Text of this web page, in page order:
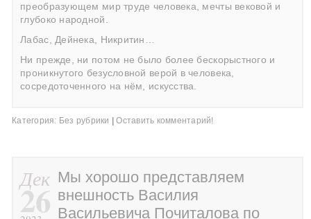
преобразующем мир труде человека, мечты вековой и
глубоко народной.
Лабас, Дейнека, Никритин…
Ни прежде, ни потом не было более бескорыстного и
проникнутого безусловной верой в человека,
сосредоточенного на нём, искусства.
Категория: Без рубрики | Оставить комментарий!
Дек
26
Мы хорошо представляем
внешность Василия
Васильевича Почиталова по